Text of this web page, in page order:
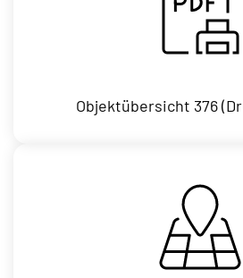
Objektübersicht 376